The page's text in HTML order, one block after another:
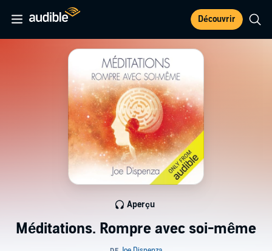
Découvrir
Méditations. Rompre avec soi-même
Aperçu